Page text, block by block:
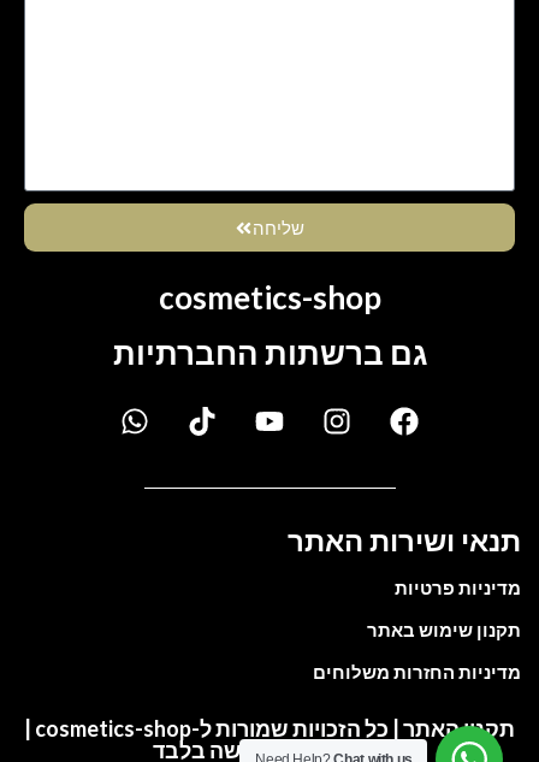
שליחה
cosmetics-shop
גם ברשתות החברתיות
תנאי ושירות האתר
מדיניות פרטיות
תקנון שימוש באתר
מדיניות החזרות משלוחים
התמונות להמחשה בלבד